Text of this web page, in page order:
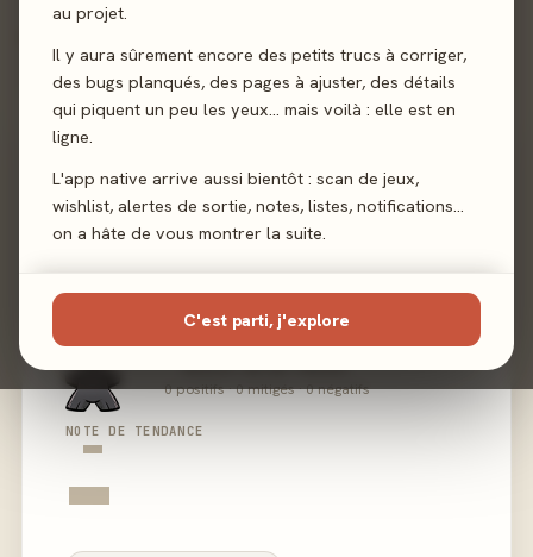
au projet.
Il y aura sûrement encore des petits trucs à corriger,
des bugs planqués, des pages à ajuster, des détails
qui piquent un peu les yeux… mais voilà : elle est en
ligne.
L'app native arrive aussi bientôt : scan de jeux,
wishlist, alertes de sortie, notes, listes, notifications…
on a hâte de vous montrer la suite.
C'est parti, j'explore
-
MEEPLE-MÈTRE PRESSE
0 positifs · 0 mitigés · 0 négatifs
NOTE DE TENDANCE
-